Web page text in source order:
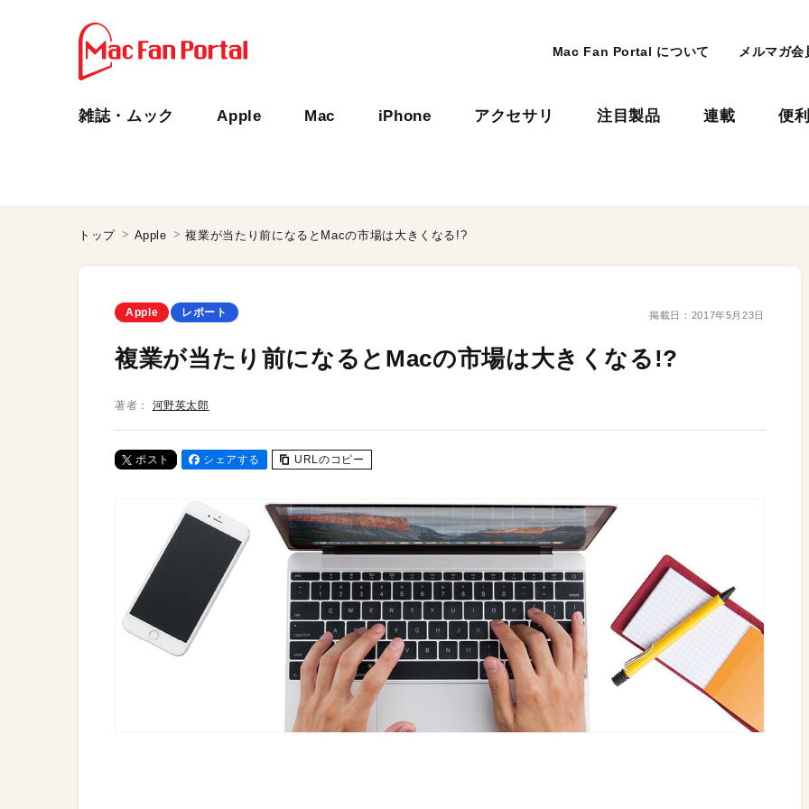
Mac Fan Portal について メルマガ会
雑誌・ムック Apple Mac iPhone アクセサリ 注目製品 連載 便
トップ Apple 複業が当たり前になるとMacの市場は大きくなる!?
Apple レポート 掲載日： 2017年5月23日
複業が当たり前になるとMacの市場は大きくなる!?
著者： 河野英太郎
ポスト シェアする URLのコピー